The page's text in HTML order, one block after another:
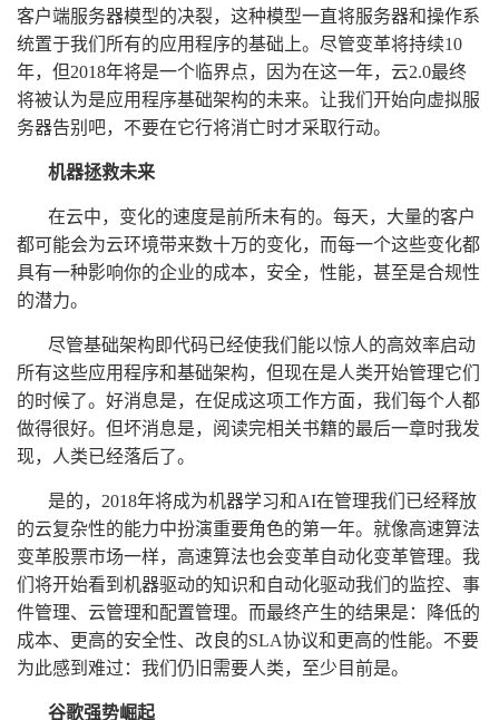
客户端服务器模型的决裂，这种模型一直将服务器和操作系
统置于我们所有的应用程序的基础上。尽管变革将持续10
年，但2018年将是一个临界点，因为在这一年，云2.0最终
将被认为是应用程序基础架构的未来。让我们开始向虚拟服
务器告别吧，不要在它行将消亡时才采取行动。
机器拯救未来
在云中，变化的速度是前所未有的。每天，大量的客户
都可能会为云环境带来数十万的变化，而每一个这些变化都
具有一种影响你的企业的成本，安全，性能，甚至是合规性
的潜力。
尽管基础架构即代码已经使我们能以惊人的高效率启动
所有这些应用程序和基础架构，但现在是人类开始管理它们
的时候了。好消息是，在促成这项工作方面，我们每个人都
做得很好。但坏消息是，阅读完相关书籍的最后一章时我发
现，人类已经落后了。
是的，2018年将成为机器学习和AI在管理我们已经释放
的云复杂性的能力中扮演重要角色的第一年。就像高速算法
变革股票市场一样，高速算法也会变革自动化变革管理。我
们将开始看到机器驱动的知识和自动化驱动我们的监控、事
件管理、云管理和配置管理。而最终产生的结果是：降低的
成本、更高的安全性、改良的SLA协议和更高的性能。不要
为此感到难过：我们仍旧需要人类，至少目前是。
谷歌强势崛起